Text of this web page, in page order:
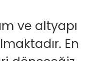
ve altyapı
En